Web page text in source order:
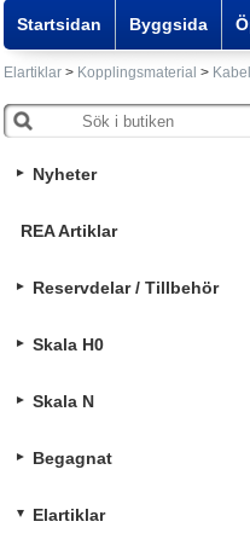
Startsidan Byggsida
Elartiklar > Kopplingsmaterial >
Nyheter
REA Artiklar
Reservdelar / Tillbehör
Skala H0
Skala N
Begagnat
Elartiklar